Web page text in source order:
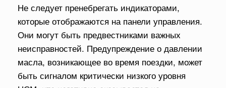
Не следует пренебрегать индикаторами,
которые отображаются на панели управления.
Они могут быть предвестниками важных
неисправностей. Предупреждение о давлении
масла, возникающее во время поездки, может
быть сигналом критически низкого уровня